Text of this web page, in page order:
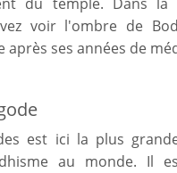
voir l'ombre de
après ses années de
est ici la plus
au monde. Il